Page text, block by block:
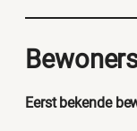
Eerst bekende